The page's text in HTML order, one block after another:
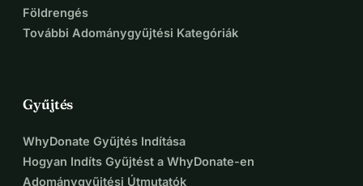
Földrengés
További Adománygyűjtési Kategóriák
Gyűjtés
WhyDonate Gyűjtés Indítása
Hogyan Indíts Gyűjtést a WhyDonate-en
Adománygyűjtési Útmutatók